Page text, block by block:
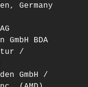
Germany
BDA
/
GmbH /